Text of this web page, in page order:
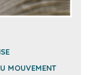
MOUVEMENT